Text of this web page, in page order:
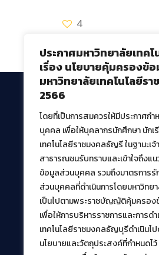
ประกาศมหาวิทยาลัยเทค
เรื่อง นโยบายคุ้มครองข้
มหาวิทยาลัยเทคโนโลยีร
2566
โดยที่เป็นการสมควรให้มีประกาศ
บุคคล เพื่อให้บุคลากรนักศึกษา นัก
เทคโนโลยีราชมงคลธัญรี ในฐานะ
สาธารณชนรับทราบและเข้าใจถึงแ
ข้อมูลส่วนบุคคล รวมถึงมาตรการ
ส่วนบุคคลที่ดำเนินการโดยมหาวิท
เป็นไปตามพระราชบัญญัติคุ้มครอ
เพื่อให้การบริหารราชการและการด
เทคโนโลยีราชมงคลธัญบุรีดำเนินไ
นโยบายและวัตถุประสงค์ที่กำหนดไ
4
สำนักวิทยบริการและเทคโ
มหาวิทยาลัยเทคโนโลยีรา
39 หมู่ที่ 1 ตำบลคลองหก อ
ปทุมธานี 12120
เผยแพร่ข้อมูลโดย.บุคลาก
สร้างและพัฒนาโดย.
ฝ่ายพัฒนาและเผยแพร่ข้อมู